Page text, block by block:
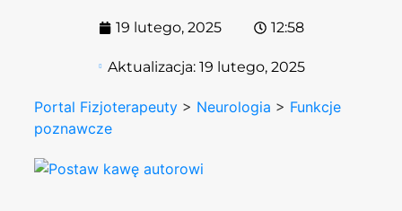
19 lutego, 2025 12:58
Aktualizacja: 19 lutego, 2025
Portal Fizjoterapeuty > Neurologia > Funkcje
poznawcze